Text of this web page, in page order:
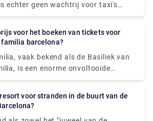
echter geen wachtrij voor taxi's
bent aangekomen. U moet
om opgehaald te worden en u
vergeet dan niet te genieten van
uitzicht op Catalonië. Omdat
rustige en serene omgeving.
barcelona?
vaak bekend als de Basiliek van
is een enorme onvoltooide
kleine basiliek in Barcelona,
een prominente